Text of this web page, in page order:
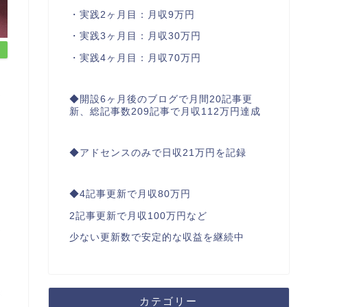
・実践2ヶ月目：月収9万円
・実践3ヶ月目：月収30万円
・実践4ヶ月目：月収70万円
◆開設6ヶ月後のブログで月間20記事更
新、総記事数209記事で月収112万円達成
◆アドセンスのみで日収21万円を記録
◆4記事更新で月収80万円
2記事更新で月収100万円など
少ない更新数で安定的な収益を継続中
カテゴリー